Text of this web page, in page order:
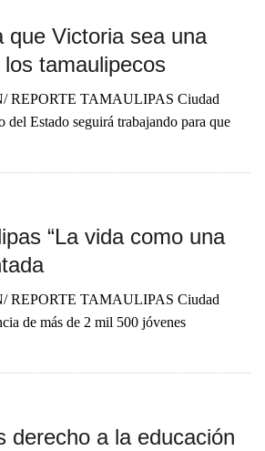
que Victoria sea una
tamaulipecos
REPORTE TAMAULIPAS Ciudad
Estado seguirá trabajando para que
“La vida como una
REPORTE TAMAULIPAS Ciudad
de más de 2 mil 500 jóvenes
derecho a la educación